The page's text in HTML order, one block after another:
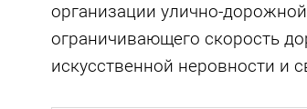
организации улично-
ограничивающего скорость
искусственной неровности и